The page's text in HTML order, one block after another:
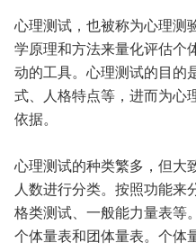
心理测试，也被称为心理测
学原理和方法来量化评估个
动的工具。心理测试的目的
式、人格特点等，进而为心
依据。
心理测试的种类繁多，但大
人数进行分类。按照功能来
格类测试、一般能力量表等
个体量表和团体量表。个体